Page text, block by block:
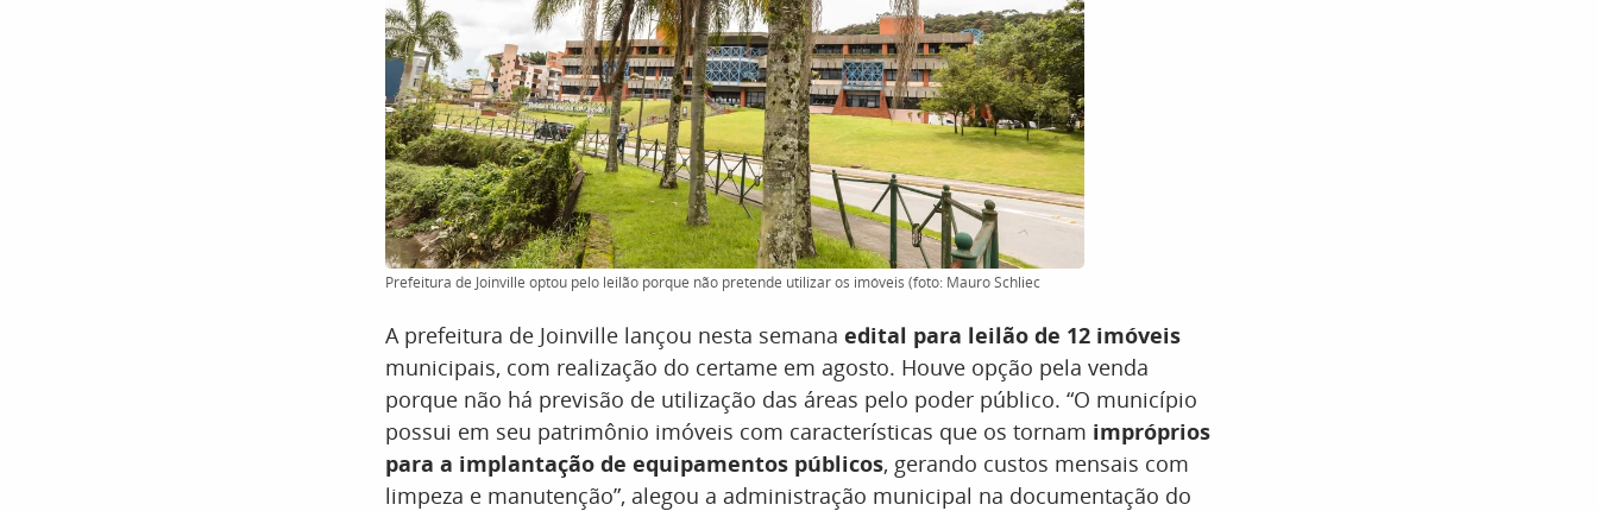
Prefeitura de Joinville optou pelo leilão porque não pretende utilizar os imóveis (foto: Mauro Schliec
A prefeitura de Joinville lançou nesta semana edital para leilão de 12 imóveis
municipais, com realização do certame em agosto. Houve opção pela venda
porque não há previsão de utilização das áreas pelo poder público. “O município
possui em seu patrimônio imóveis com características que os tornam impróprios
para a implantação de equipamentos públicos, gerando custos mensais com
limpeza e manutenção”, alegou a administração municipal na documentação do